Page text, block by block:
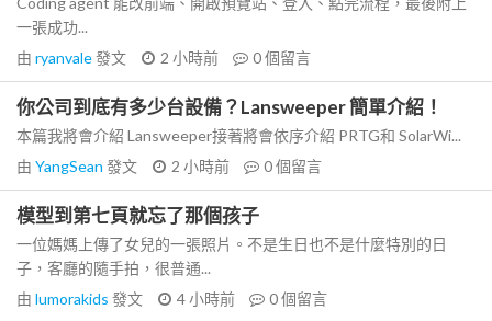
一張成功...
由 ryanvale發文 2 小時前 0個留言
你公司到底有多少台設備？Lansweeper 簡單介紹！
本篇我將會介紹 Lansweeper接著將會依序介紹 PRTG和 SolarWi...
由 YangSean 發文 2 小時前 0個留言
模型到第七頁就忘了那個孩子
一位媽媽上傳了女兒的一張照片。不是生日也不是什麼特別的日
子，客廳的隨手拍，很普通...
由 lumorakids 發文 4 小時前 0個留言